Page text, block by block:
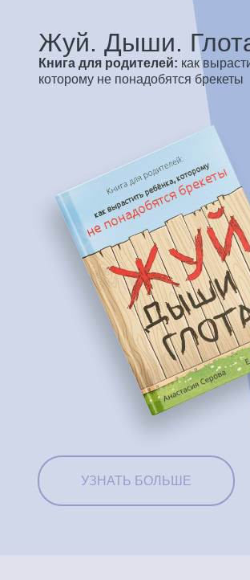
УЗНАТЬ БОЛЬШЕ
Жуй. Дыши.
Книга для родителей: как
которому не понадобятся брекеты